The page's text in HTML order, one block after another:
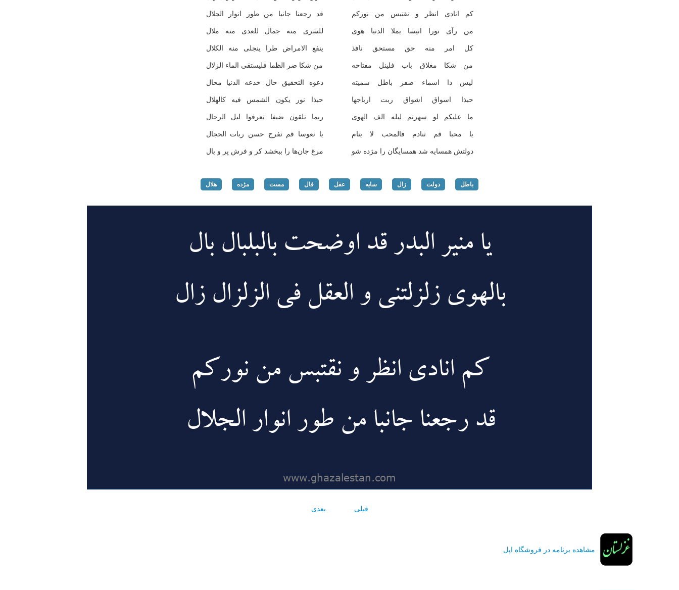
كم انادی انظر و نقتبس من نوركم قد رجعنا جانبا من طور انوار الجلال
من رآی نورا انیسا یملا الدنیا هوی للسری منه جمال للعدی منه ملال
كل امر منه حق مستحق نافذ ینفع الامراض طرا ینجلی منه الكلال
من شكا مغلاق باب فلینل مفتاحه من شكا ضر الظما فلیستقی الماء الزلال
لیس ذا اسماء صفر باطل سمیته دعوه التحقیق حال خدعه الدنیا محال
حبذا اسواق اشواق ربت ارباجها حبذا نور یكون الشمس فیه كالهلال
ما علیكم لو سهرتم لیله الف الهوی ربما تلقون ضیفا تعرفوا لیل الرحال
یا محبا قم تنادم فالمحب لا ینام یا نعوسا قم تفرج حسن ربات الحجال
دولتش همسایه شد همسایگان را مژده شو مرغ جان‌ها را ببخشد كر و فرش پر و بال
باطل دولت زال سایه عقل فال مست مژده هلال
قبلی بعدی
مشاهده برنامه در فروشگاه اپل